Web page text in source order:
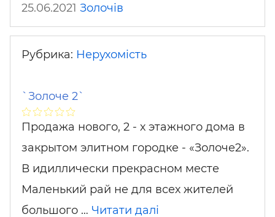
25.06.2021 Золочів
Рубрика: Нерухомість
`Золоче 2`
Продажа нового, 2 - х этажного дома в
закрытом элитном городке - «Золоче2».
В идиллически прекрасном месте
Маленький рай не для всех жителей
большого … Читати далі